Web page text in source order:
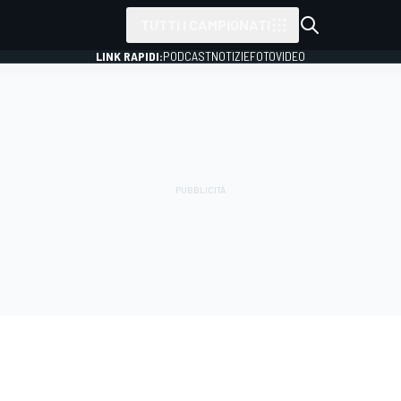
LINK RAPIDI:PODCASTNOTIZIEFOTOVIDEO